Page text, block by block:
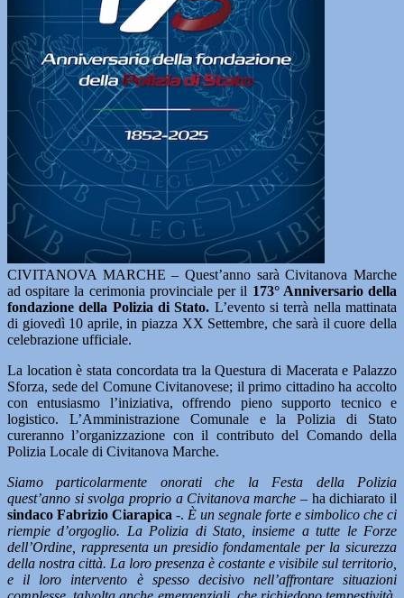
CIVITANOVA MARCHE – Quest’anno sarà Civitanova Marche
ad ospitare la cerimonia provinciale per il 173° Anniversario della
fondazione della Polizia di Stato. L’evento si terrà nella mattinata
di giovedì 10 aprile, in piazza XX Settembre, che sarà il cuore della
celebrazione ufficiale.
La location è stata concordata tra la Questura di Macerata e Palazzo
Sforza, sede del Comune Civitanovese; il primo cittadino ha accolto
con entusiasmo l’iniziativa, offrendo pieno supporto tecnico e
logistico. L’Amministrazione Comunale e la Polizia di Stato
cureranno l’organizzazione con il contributo del Comando della
Polizia Locale di Civitanova Marche.
Siamo particolarmente onorati che la Festa della Polizia
quest’anno si svolga proprio a Civitanova marche –ha dichiarato il
sindaco Fabrizio Ciarapica -. È un segnale forte e simbolico che ci
riempie d’orgoglio. La Polizia di Stato, insieme a tutte le Forze
dell’Ordine, rappresenta un presidio fondamentale per la sicurezza
della nostra città. La loro presenza è costante e visibile sul territorio,
e il loro intervento è spesso decisivo nell’affrontare situazioni